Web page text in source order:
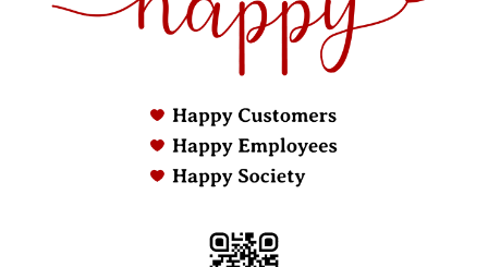
bền
tường
KIT02263
(2,5m)
KIT01889
Điện máy HAPA là đơn vị chuyên doanh Máy Hút